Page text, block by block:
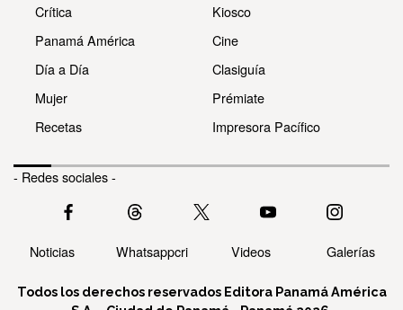
Crítica
Panamá América
Día a Día
Mujer
Recetas
Kiosco
Cine
Clasiguía
Prémiate
Impresora Pacífico
- Redes sociales -
Noticias Whatsappcri Videos Galerías
Todos los derechos reservados Editora Panamá América